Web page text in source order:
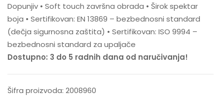
Dopunjiv • Soft touch završna obrada • Širok spektar
boja • Sertifikovan: EN 13869 – bezbednosni standard
(dečja sigurnosna zaštita) • Sertifikovan: ISO 9994 –
bezbednosni standard za upaljače
Dostupno: 3 do 5 radnih dana od naručivanja!
Šifra proizvoda: 2008960